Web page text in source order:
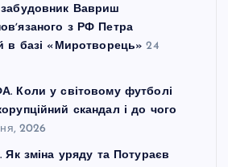
Вавриш
з РФ Петра
в базі «Миротворець» 24
Коли у світовому футболі
скандал і до чого
2026
Як зміна уряду та Потураєв